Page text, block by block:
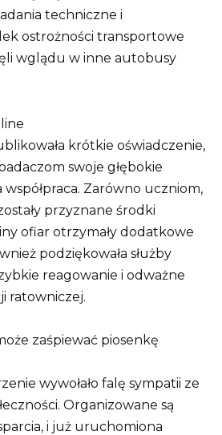
techniczne i
ostrożności transportowe
wglądu w inne autobusy
krótkie oświadczenie,
swoje głębokie
współpraca. Zarówno uczniom,
przyznane środki
ofiar otrzymały dodatkowe
podziękowała służby
reagowanie i odważne
ratowniczej.
wywołało falę sympatii ze
Organizowane są
i już uruchomiona